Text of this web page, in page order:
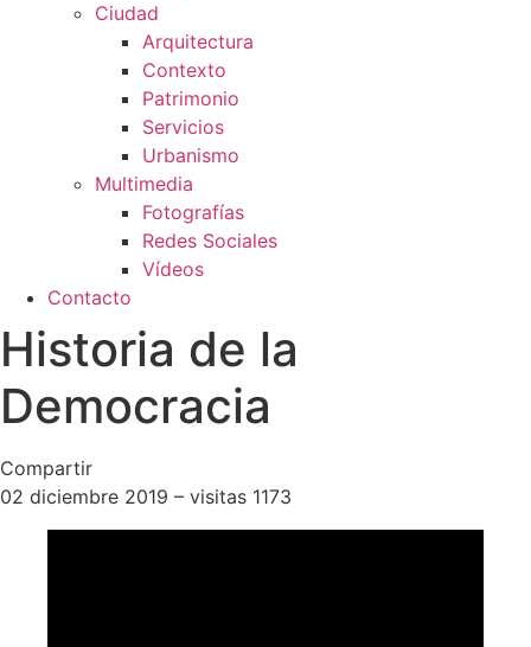
Ciudad
Arquitectura
Contexto
Patrimonio
Servicios
Urbanismo
Multimedia
Fotografías
Redes Sociales
Vídeos
Contacto
Historia de la
Democracia
Compartir
02 diciembre 2019 – visitas 1173